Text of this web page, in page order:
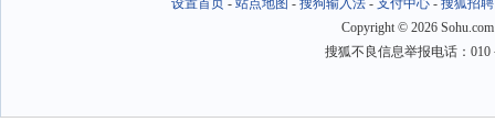
设置首页- 站点地图 - 搜狗输入法- 支付中心- 搜狐招聘
Copyright © 2026
搜狐不良信息举报电话：010